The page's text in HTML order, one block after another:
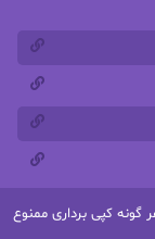
گونه کپی برداری ممنوع